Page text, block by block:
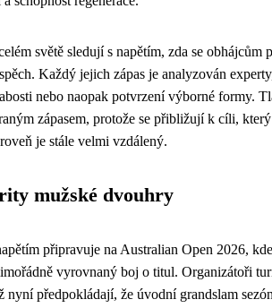
světě sledují s napětím, zda se obhájcům
Každý jejich zápas je analyzován
nebo naopak potvrzení výborné formy.
zápasem, protože se přibližují k cíli, který
je stále velmi vzdálený.
mužské dvouhry
připravuje na Australian Open 2026,
vyrovnaný boj o titul. Organizátoři
nyní předpokládají, že úvodní grandslam